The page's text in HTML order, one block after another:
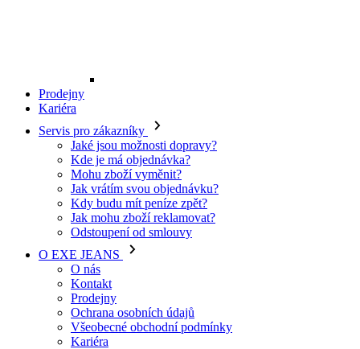
Prodejny
Kariéra
Servis pro zákazníky
Jaké jsou možnosti dopravy?
Kde je má objednávka?
Mohu zboží vyměnit?
Jak vrátím svou objednávku?
Kdy budu mít peníze zpět?
Jak mohu zboží reklamovat?
Odstoupení od smlouvy
O EXE JEANS
O nás
Kontakt
Prodejny
Ochrana osobních údajů
Všeobecné obchodní podmínky
Kariéra